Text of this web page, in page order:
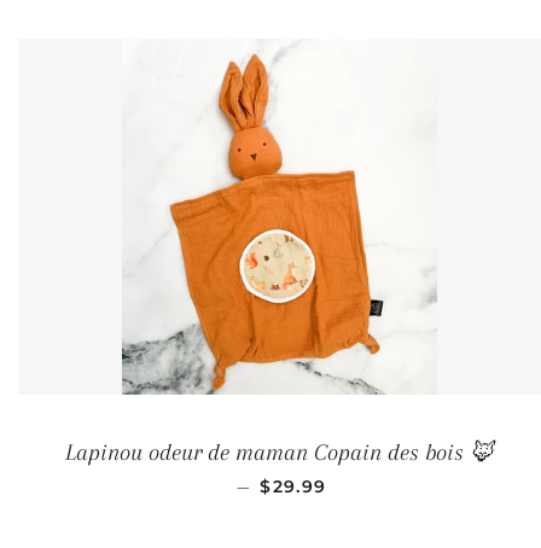
Lapinou odeur de maman Copain des bois 🦊
— PRIX RÉGULIER
$29.99